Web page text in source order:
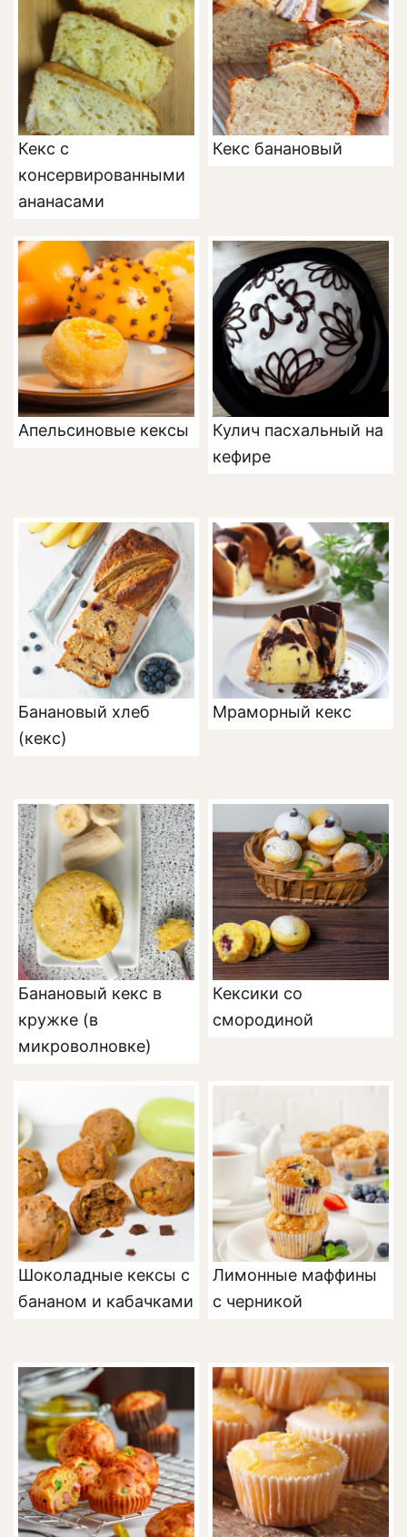
Кекс с
консервированными
ананасами
Кекс банановый
Апельсиновые кексы
Кулич пасхальный на
кефире
Банановый хлеб
(кекс)
Мраморный кекс
Банановый кекс в
кружке (в
микроволновке)
Кексики со
смородиной
Шоколадные кексы с
бананом и кабачками
Лимонные маффины
с черникой